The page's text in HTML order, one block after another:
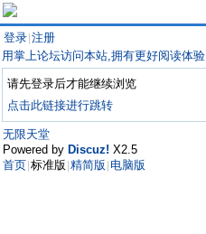
登录 注册
用掌上论坛访问本站,拥有更好阅读体验
请先登录后才能继续浏览
点击此链接进行跳转
无限天堂
Powered by Discuz! X2.5
首页 标准版 精简版 电脑版